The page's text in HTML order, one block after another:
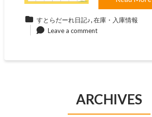
すとらだーれ日記♪,在庫・入庫情報
Leave a comment
ARCHIVES